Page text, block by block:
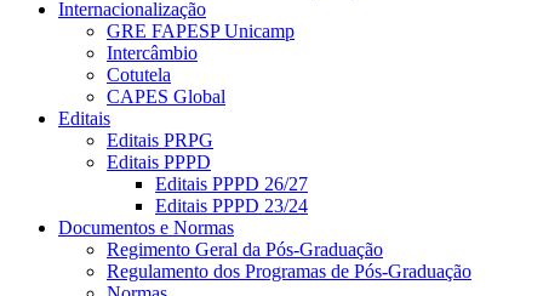
Internacionalização
GRE FAPESP Unicamp
Intercâmbio
Cotutela
CAPES Global
Editais
Editais PRPG
Editais PPPD
Editais PPPD 26/27
Editais PPPD 23/24
Documentos e Normas
Regimento Geral da Pós-Graduação
Regulamento dos Programas de Pós-Graduação